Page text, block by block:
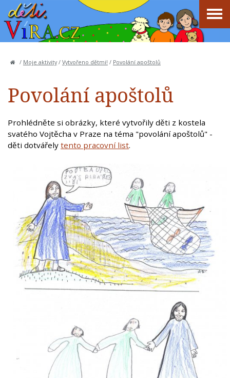
/ Moje aktivity/ Vytvořeno dětmi! / Povolání apoštolů
Povolání apoštolů
Prohlédněte si obrázky, které vytvořily děti z kostela
svatého Vojtěcha v Praze na téma "povolání apoštolů" -
děti dotvářely tento pracovní list.